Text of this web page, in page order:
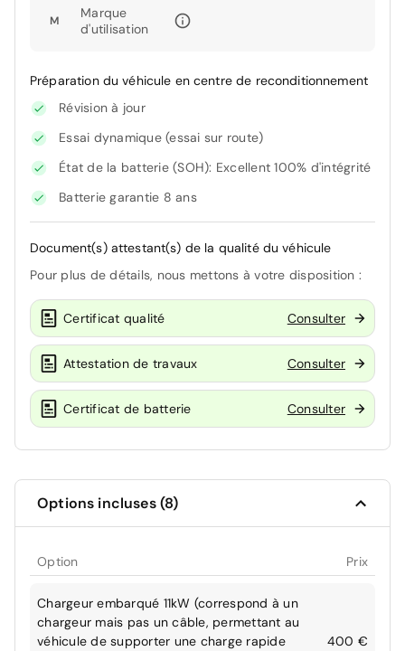
M
Marque
d'utilisation
Préparation du véhicule en centre de reconditionnement
Révision à jour
Essai dynamique (essai sur route)
État de la batterie (SOH): Excellent 100% d'intégrité
Batterie garantie 8 ans
Document(s) attestant(s) de la qualité du véhicule
Pour plus de détails, nous mettons à votre disposition :
Certificat qualité Consulter
Attestation de travaux Consulter
Certificat de batterie Consulter
Options incluses (8)
Option Prix
Chargeur embarqué 11kW (correspond à un
chargeur mais pas un câble, permettant au
véhicule de supporter une charge rapide
400 €